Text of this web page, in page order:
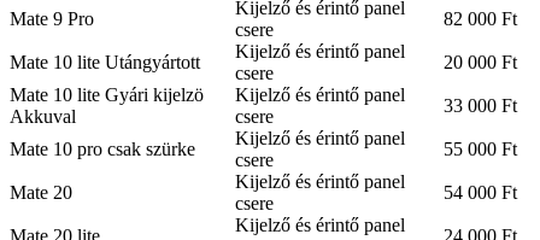
Mate 9 Pro
Kijelző és érintő panel
csere
82 000 Ft
Mate 10 lite Utángyártott
Kijelző és érintő panel
csere
20 000 Ft
Mate 10 lite Gyári kijelzö
Akkuval
Kijelző és érintő panel
csere
33 000 Ft
Mate 10 pro csak szürke
Kijelző és érintő panel
csere
55 000 Ft
Mate 20
Kijelző és érintő panel
csere
54 000 Ft
Mate 20 lite
Kijelző és érintő panel
24 000 Ft